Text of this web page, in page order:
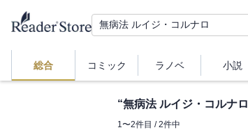
総合 コミック ラノベ 小説
“無病法 ルイジ・コルナロ
1〜2件目 / 2件中